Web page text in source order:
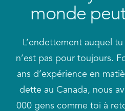
Comment cela
Avec qui vais-je
processus et à quelle
Pendant combien de
solution de
Vous devez emprunter
Vous recevez des appels
Vous manquez des
Vous ne savez pas au
vos dépenses et à épargner.
monde
L’endettement auquel
n’est pas pour toujours.
ans d’expérience en
dette au Canada, nous
000 gens comme toi à